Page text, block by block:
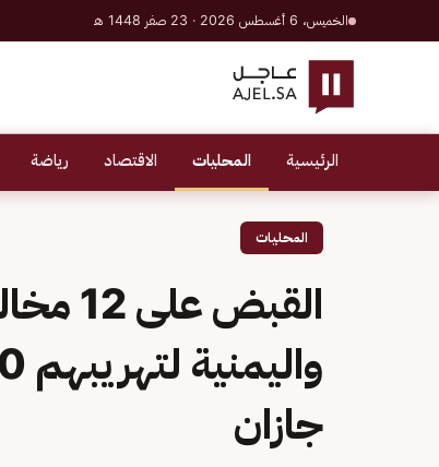
الخميس، 6 أغسطس 2026 · 23 صفر 1448 هـ
الرئيسية المحليات الاقتصاد رياضة
المحليات
جازان